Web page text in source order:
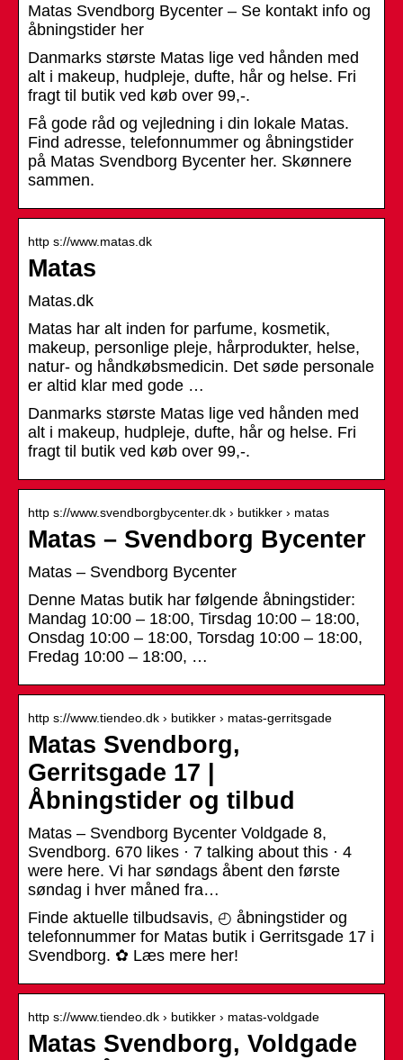
Matas Svendborg Bycenter – Se kontakt info og
åbningstider her
Danmarks største Matas lige ved hånden med
alt i makeup, hudpleje, dufte, hår og helse. Fri
fragt til butik ved køb over 99,-.
Få gode råd og vejledning i din lokale Matas.
Find adresse, telefonnummer og åbningstider
på Matas Svendborg Bycenter her. Skønnere
sammen.
http s://www.matas.dk
Matas
Matas.dk
Matas har alt inden for parfume, kosmetik,
makeup, personlige pleje, hårprodukter, helse,
natur- og håndkøbsmedicin. Det søde personale
er altid klar med gode …
Danmarks største Matas lige ved hånden med
alt i makeup, hudpleje, dufte, hår og helse. Fri
fragt til butik ved køb over 99,-.
http s://www.svendborgbycenter.dk › butikker › matas
Matas – Svendborg Bycenter
Matas – Svendborg Bycenter
Denne Matas butik har følgende åbningstider:
Mandag 10:00 – 18:00, Tirsdag 10:00 – 18:00,
Onsdag 10:00 – 18:00, Torsdag 10:00 – 18:00,
Fredag 10:00 – 18:00, …
http s://www.tiendeo.dk › butikker › matas-gerritsgade
Matas Svendborg,
Gerritsgade 17 |
Åbningstider og tilbud
Matas – Svendborg Bycenter Voldgade 8,
Svendborg. 670 likes · 7 talking about this · 4
were here. Vi har søndags åbent den første
søndag i hver måned fra…
Finde aktuelle tilbudsavis, ◴ åbningstider og
telefonnummer for Matas butik i Gerritsgade 17 i
Svendborg. ✿ Læs mere her!
http s://www.tiendeo.dk › butikker › matas-voldgade
Matas Svendborg, Voldgade